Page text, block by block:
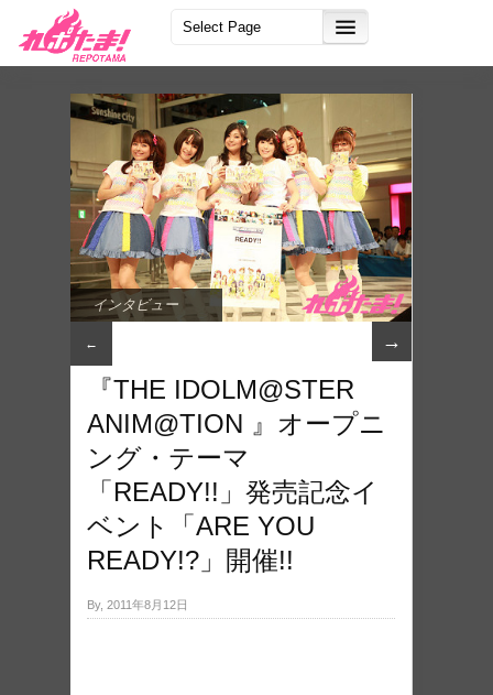
インタビュー
← →
『THE IDOLM@STER
ANIM@TION 』オープニ
ング・テーマ
「READY!!」発売記念イ
ベント「ARE YOU
READY!?」開催!!
By, 2011年8月12日